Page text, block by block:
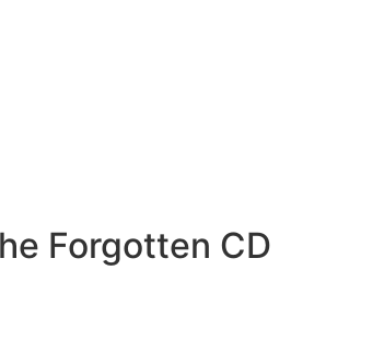
Forgotten CD